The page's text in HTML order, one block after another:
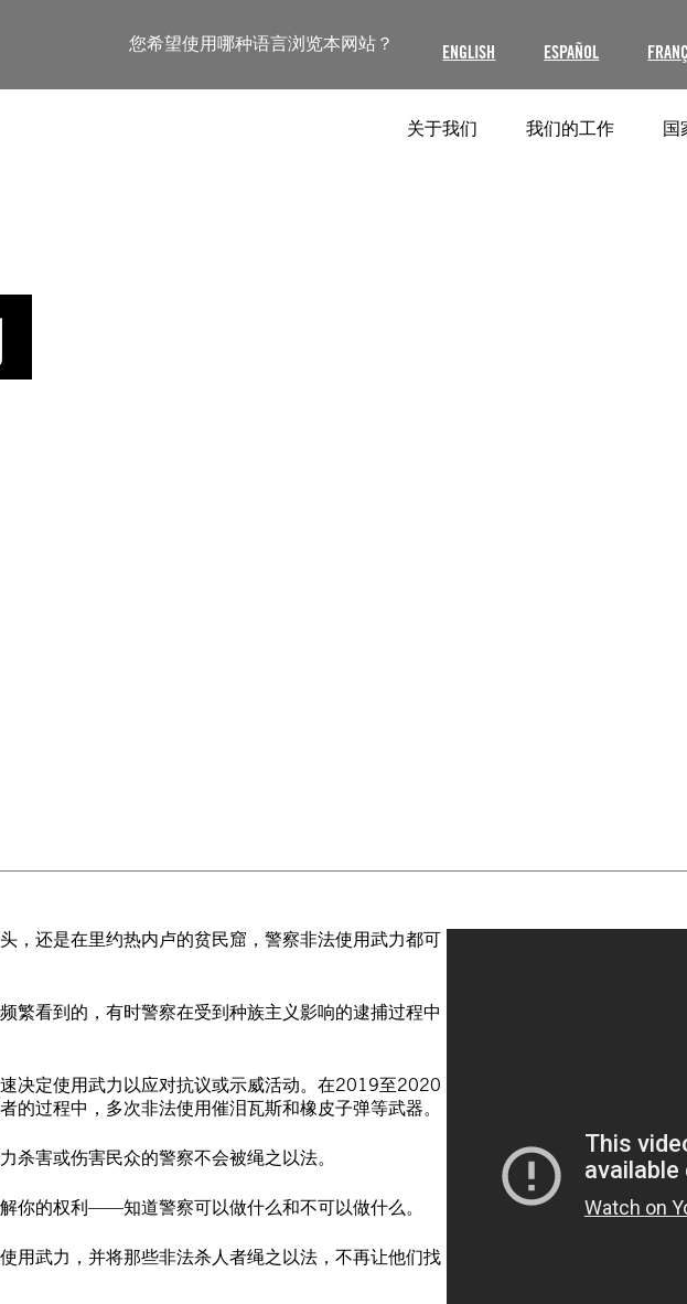
您希望使用哪种语言浏览本网站？ ENGLISH ESPAÑOL
关于我们 我们的工作 国
，还是在里约热内卢的贫民窟，警察非法使用武力都可
繁看到的，有时警察在受到种族主义影响的逮捕过程中
决定使用武力以应对抗议或示威活动。在2019至2020
的过程中，多次非法使用催泪瓦斯和橡皮子弹等武器。
杀害或伤害民众的警察不会被绳之以法。
你的权利——知道警察可以做什么和不可以做什么。
用武力，并将那些非法杀人者绳之以法，不再让他们找